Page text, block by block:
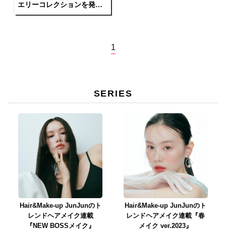
エリーコレクションを発
売！
1
SERIES
Hair&Make-up JunJunのト
レンドヘアメイク連載
『NEW BOSSメイク』
Hair&Make-up JunJunのト
レンドヘアメイク連載『春
メイク ver.2023』